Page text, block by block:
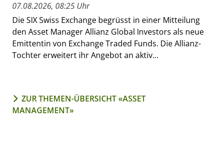
07.08.2026, 08:25 Uhr
Die SIX Swiss Exchange begrüsst in einer Mitteilung
den Asset Manager Allianz Global Investors als neue
Emittentin von Exchange Traded Funds. Die Allianz-
Tochter erweitert ihr Angebot an aktiv...
ZUR THEMEN-ÜBERSICHT «ASSET
MANAGEMENT»